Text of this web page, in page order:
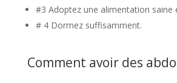
#3 Adoptez une alimentation saine
# 4 Dormez suffisamment.
Comment avoir des